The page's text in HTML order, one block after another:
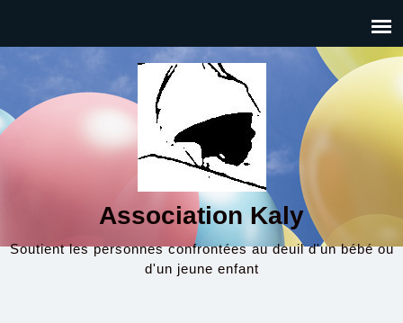
Association Kaly
Soutient les personnes confrontées au deuil d'un bébé ou
d'un jeune enfant